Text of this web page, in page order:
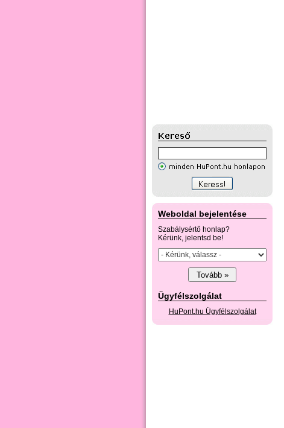
Weboldal bejelentése
Szabálysértő honlap?
Kérünk, jelentsd be!
Ügyfélszolgálat
HuPont.hu Ügyfélszolgálat